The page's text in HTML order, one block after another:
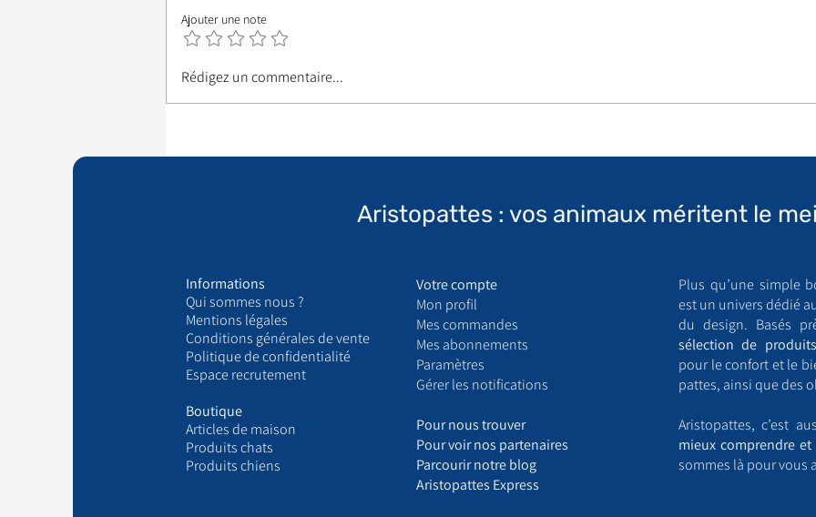
Ajouter une note
Rédigez un commentaire...
Aristopattes : vos animaux méritent le
Informations
Qui sommes nous ?
​Mentions légales
Conditions générales de vente
Politique de confidentialité
Espace recrutement
Boutique
Articles de maison
Produits chats
Produits chiens
Votre compte
Mon profil
Mes commandes
Mes abonnements
Paramètres
Gérer les notifications
​Pour nous trouver
Pour voir nos partenaires
Parcourir notre blog
Aristopattes Express
Plus qu’une simple
est un univers dédié
du design. Basés
sélection de
pour le confort et le
pattes, ainsi que des
Aristopattes, c’est
mieux comprendre
sommes là pour vous